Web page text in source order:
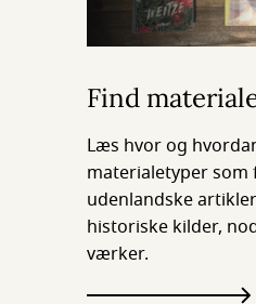
Find
Læs hvor og
materialetyper som
udenlandske
historiske kilder,
værker.